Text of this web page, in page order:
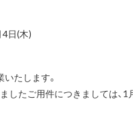
4日(木)
たします。
たご用件につきましては、